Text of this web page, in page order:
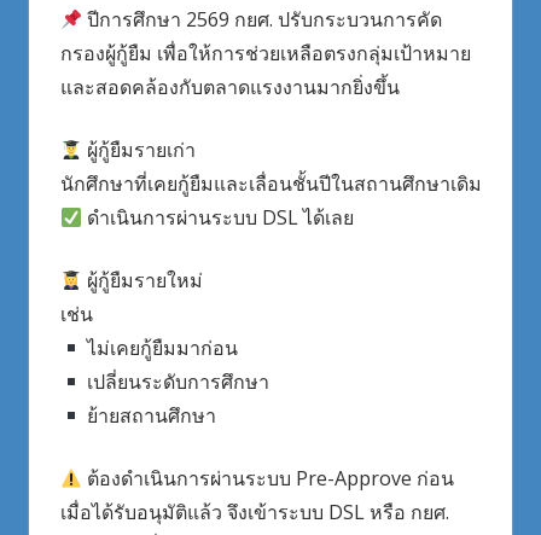
ปีการศึกษา 2569 กยศ. ปรับกระบวนการคัด
กรองผู้กู้ยืม เพื่อให้การช่วยเหลือตรงกลุ่มเป้าหมาย
และสอดคล้องกับตลาดแรงงานมากยิ่งขึ้น
ผู้กู้ยืมรายเก่า
นักศึกษาที่เคยกู้ยืมและเลื่อนชั้นปีในสถานศึกษาเดิม
ดำเนินการผ่านระบบ DSL ได้เลย
ผู้กู้ยืมรายใหม่
เช่น
ไม่เคยกู้ยืมมาก่อน
เปลี่ยนระดับการศึกษา
ย้ายสถานศึกษา
ต้องดำเนินการผ่านระบบ Pre-Approve ก่อน
เมื่อได้รับอนุมัติแล้ว จึงเข้าระบบ DSL หรือ กยศ.